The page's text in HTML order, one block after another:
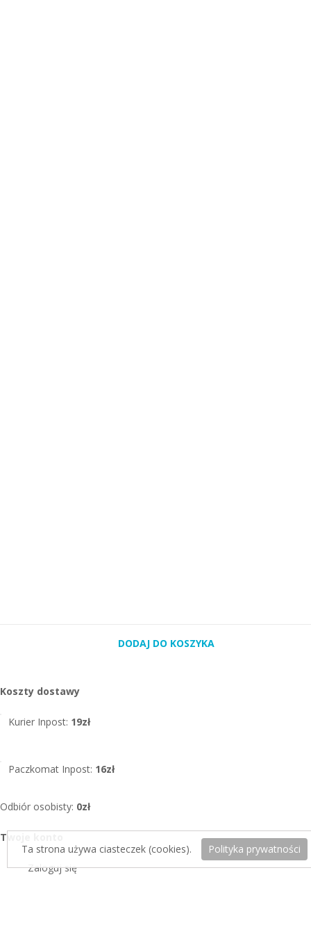
DODAJ DO KOSZYKA
DODAJ DO KOSZYKA
DODAJ DO KOSZYKA
DODAJ DO KOSZYKA
DODAJ DO KOSZYKA
DODAJ DO KOSZYKA
DODAJ DO KOSZYKA
DODAJ DO KOSZYKA
DODAJ DO KOSZYKA
DODAJ DO KOSZYKA
DODAJ DO KOSZYKA
DODAJ DO KOSZYKA
Koszty dostawy
Kurier Inpost: 19zł
Paczkomat Inpost: 16zł
Odbiór osobisty: 0zł
Twoje konto
Zaloguj się
Ta strona używa ciasteczek (cookies). Polityka prywatności